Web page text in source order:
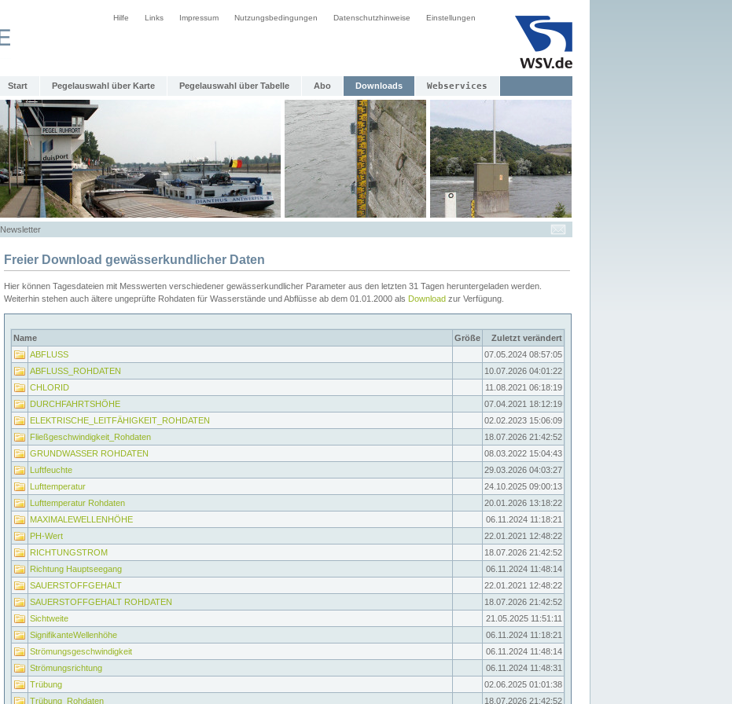
Hilfe Links Impressum Nutzungsbedingungen Datenschutzhinweise Einstellungen
Start Pegelauswahl über Karte Pegelauswahl über Tabelle Abo Downloads Webservices
Newsletter
Freier Download gewässerkundlicher Daten
Hier können Tagesdateien mit Messwerten verschiedener gewässerkundlicher Parameter aus den letzten 31 Tagen heruntergeladen werden.
Weiterhin stehen auch ältere ungeprüfte Rohdaten für Wasserstände und Abflüsse ab dem 01.01.2000 als Download zur Verfügung.
Name Größe
Zuletzt verändert
ABFLUSS
07.05.2024 08:57:05
ABFLUSS_ROHDATEN
10.07.2026 04:01:22
CHLORID
11.08.2021 06:18:19
DURCHFAHRTSHÖHE
07.04.2021 18:12:19
ELEKTRISCHE_LEITFÄHIGKEIT_ROHDATEN
02.02.2023 15:06:09
Fließgeschwindigkeit_Rohdaten
18.07.2026 21:42:52
GRUNDWASSER ROHDATEN
08.03.2022 15:04:43
Luftfeuchte
29.03.2026 04:03:27
Lufttemperatur
24.10.2025 09:00:13
Lufttemperatur Rohdaten
20.01.2026 13:18:22
MAXIMALEWELLENHÖHE
06.11.2024 11:18:21
PH-Wert
22.01.2021 12:48:22
RICHTUNGSTROM
18.07.2026 21:42:52
Richtung Hauptseegang
06.11.2024 11:48:14
SAUERSTOFFGEHALT
22.01.2021 12:48:22
SAUERSTOFFGEHALT ROHDATEN
18.07.2026 21:42:52
Sichtweite
21.05.2025 11:51:11
SignifikanteWellenhöhe
06.11.2024 11:18:21
Strömungsgeschwindigkeit
06.11.2024 11:48:14
Strömungsrichtung
06.11.2024 11:48:31
Trübung
02.06.2025 01:01:38
Trübung_Rohdaten
18.07.2026 21:42:52